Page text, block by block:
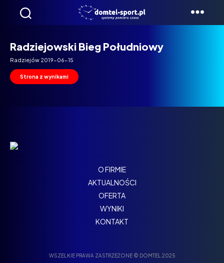
Domtel
Radziejowski Bieg Południowy
Radziejów 2019-06-15
Strona z wynikami
O FIRMIE
AKTUALNOŚCI
OFERTA
WYNIKI
KONTAKT
WSZELKIE PRAWA ZASTRZEŻONE © DOMTEL 2025